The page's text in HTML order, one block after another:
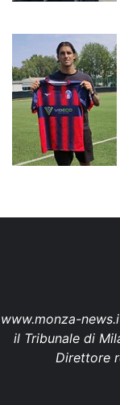
www.monza-
il Tribunale di
Direttore